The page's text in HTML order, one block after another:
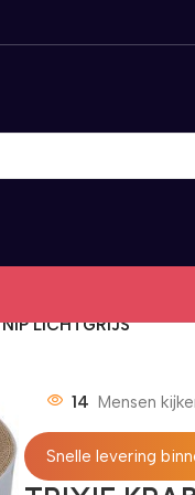
LICHTGRIJS
14 Mensen
Snelle levering